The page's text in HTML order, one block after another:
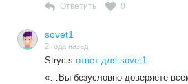
Ответить 0
sovet1
2 года назад
Strycis ответ для sovet1
«…Вы безусловно доверяете